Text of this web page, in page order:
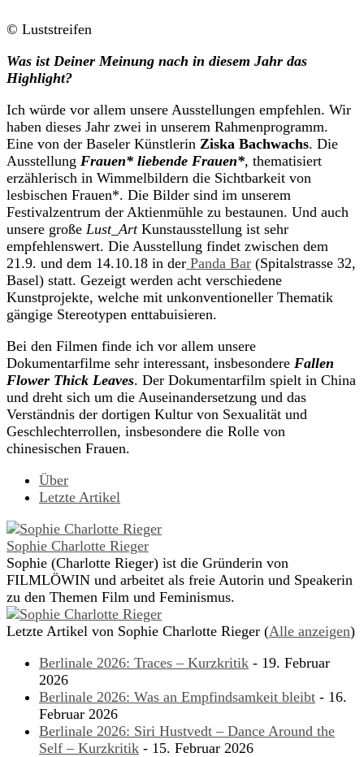
© Luststreifen
Was ist Deiner Meinung nach in diesem Jahr das
Highlight?
Ich würde vor allem unsere Ausstellungen empfehlen. Wir
haben dieses Jahr zwei in unserem Rahmenprogramm.
Eine von der Baseler Künstlerin Ziska Bachwachs. Die
Ausstellung Frauen* liebende Frauen*, thematisiert
erzählerisch in Wimmelbildern die Sichtbarkeit von
lesbischen Frauen*. Die Bilder sind im unserem
Festivalzentrum der Aktienmühle zu bestaunen. Und auch
unsere große Lust_ArtKunstausstellung ist sehr
empfehlenswert. Die Ausstellung findet zwischen dem
21.9. und dem 14.10.18 in der Panda Bar (Spitalstrasse 32,
Basel) statt. Gezeigt werden acht verschiedene
Kunstprojekte, welche mit unkonventioneller Thematik
gängige Stereotypen enttabuisieren.
Bei den Filmen finde ich vor allem unsere
Dokumentarfilme sehr interessant, insbesondere Fallen
Flower Thick Leaves. Der Dokumentarfilm spielt in China
und dreht sich um die Auseinandersetzung und das
Verständnis der dortigen Kultur von Sexualität und
Geschlechterrollen, insbesondere die Rolle von
chinesischen Frauen.
Über
Letzte Artikel
Sophie Charlotte Rieger
Sophie (Charlotte Rieger) ist die Gründerin von
FILMLÖWIN und arbeitet als freie Autorin und Speakerin
zu den Themen Film und Feminismus.
Letzte Artikel von Sophie Charlotte Rieger (Alle anzeigen)
Berlinale 2026: Traces – Kurzkritik - 19. Februar
2026
Berlinale 2026: Was an Empfindsamkeit bleibt - 16.
Februar 2026
Berlinale 2026: Siri Hustvedt – Dance Around the
Self – Kurzkritik - 15. Februar 2026